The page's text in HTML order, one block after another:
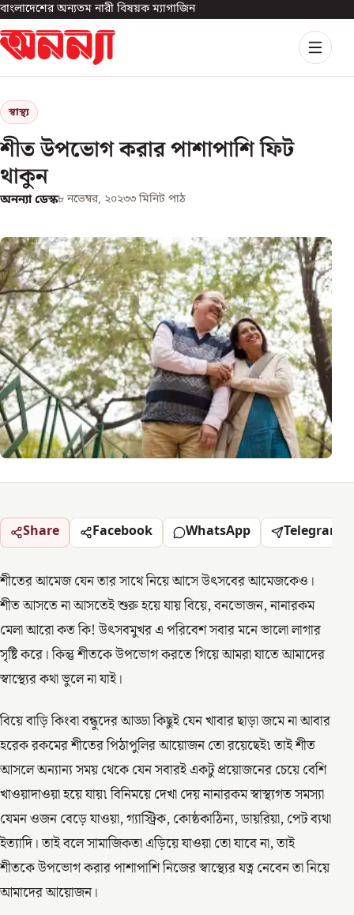
বাংলাদেশের অন্যতম নারী বিষয়ক ম্যাগাজিন
স্বাস্থ্য
শীত উপভোগ করার পাশাপাশি ফিট
থাকুন
অনন্যা ডেস্ক৮ নভেম্বর, ২০২৩৩ মিনিট পাঠ
Share Facebook WhatsApp Telegram
শীতের আমেজ যেন তার সাথে নিয়ে আসে উৎসবের আমেজকেও।
শীত আসতে না আসতেই শুরু হয়ে যায় বিয়ে, বনভোজন, নানারকম
মেলা আরো কত কি! উৎসবমুখর এ পরিবেশ সবার মনে ভালো লাগার
সৃষ্টি করে। কিন্তু শীতকে উপভোগ করতে গিয়ে আমরা যাতে আমাদের
স্বাস্থ্যের কথা ভুলে না যাই।
বিয়ে বাড়ি কিংবা বন্ধুদের আড্ডা কিছুই যেন খাবার ছাড়া জমে না আবার
হরেক রকমের শীতের পিঠাপুলির আয়োজন তো রয়েছেই৷ তাই শীত
আসলে অন্যান্য সময় থেকে যেন সবারই একটু প্রয়োজনের চেয়ে বেশি
খাওয়াদাওয়া হয়ে যায়৷ বিনিময়ে দেখা দেয় নানারকম স্বাস্থ্যগত সমস্যা
যেমন ওজন বেড়ে যাওয়া, গ্যাস্ট্রিক, কোষ্ঠকাঠিন্য, ডায়রিয়া, পেট ব্যথা
ইত্যাদি। তাই বলে সামাজিকতা এড়িয়ে যাওয়া তো যাবে না, তাই
শীতকে উপভোগ করার পাশাপাশি নিজের স্বাস্থ্যের যত্ন নেবেন তা নিয়ে
আমাদের আয়োজন।